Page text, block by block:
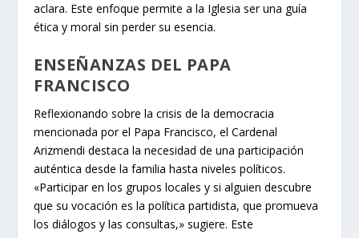
aclara. Este enfoque permite a la Iglesia ser una guía
ética y moral sin perder su esencia.
ENSEÑANZAS DEL PAPA
FRANCISCO
Reflexionando sobre la crisis de la democracia
mencionada por el Papa Francisco, el Cardenal
Arizmendi destaca la necesidad de una participación
auténtica desde la familia hasta niveles políticos.
«Participar en los grupos locales y si alguien descubre
que su vocación es la política partidista, que promueva
los diálogos y las consultas,» sugiere. Este